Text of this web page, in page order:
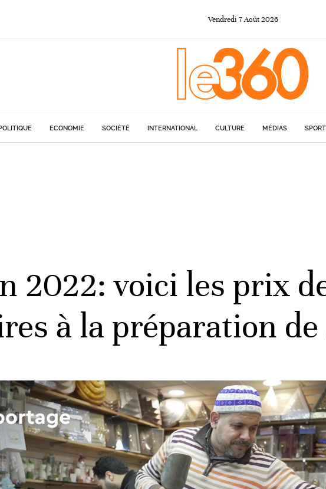
Vendredi 7Août 2026
ECONOMIE SOCIÉTÉ INTERNATIONAL CULTURE MÉDIAS SPORT
2022: voici les prix
à la préparation